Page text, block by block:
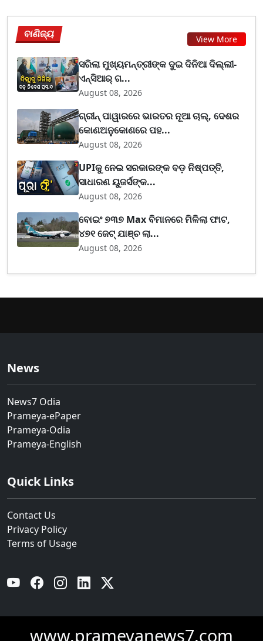
ବାଣିଜ୍ୟ View More
ସରିଲା ମୁଖ୍ୟମନ୍ତ୍ରୀଙ୍କ ଦୁଇ ଦିନିଆ ଦିଲ୍ଲୀ-
ଏନ୍‌ସିଆର୍ ଗ...
August 08, 2026
ଗ୍ରୀନ୍ ପାୱାରରେ ଭାରତର ନୂଆ ଚାଲ୍, ଦେଶର
କୋଣଅନୁକୋଣରେ ପହ...
August 08, 2026
UPIକୁ ନେଇ ସରକାରଙ୍କ ବଡ଼ ନିଷ୍ପତ୍ତି,
ସାଧାରଣ ୟୁଜର୍ସଙ୍କ...
August 08, 2026
ବୋଇଂ ୭୩୭ Max ବିମାନରେ ମିଳିଲା ଫାଟ,
୪୭୧ ଜେଟ୍ ଯାଞ୍ଚ ଲା...
August 08, 2026
News
News7 Odia
Prameya-ePaper
Prameya-Odia
Prameya-English
Quick Links
Contact Us
Privacy Policy
Terms of Usage
YouTube Facebook Instagram Linkedin
www.prameyanews7.com